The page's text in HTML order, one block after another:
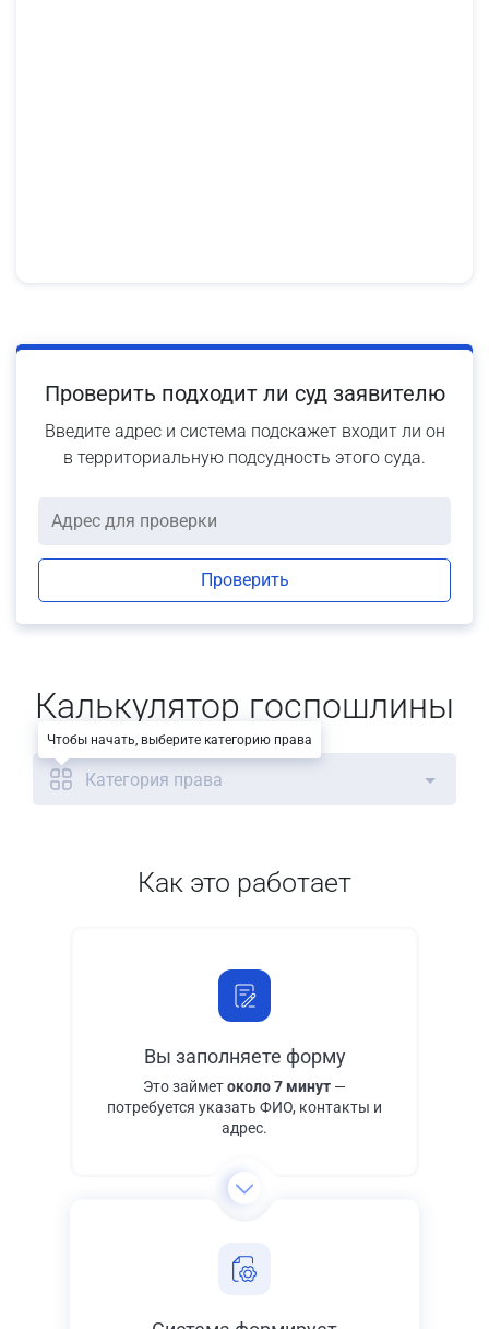
Проверить подходит ли суд заявителю
Введите адрес и система подскажет входит ли он
в территориальную подсудность этого суда.
Проверить
Калькулятор госпошлины
Категория права
Как это работает
Вы заполняете форму
Это займетоколо 7 минут —
потребуется указать ФИО, контакты и
адрес.
Чтобы начать, выберите категорию права